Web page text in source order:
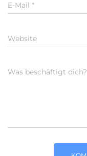
E-Mail *
Website
Was beschäftigt dich?